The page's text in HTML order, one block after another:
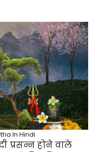
In Hindi
प्रसन्न होने वाले